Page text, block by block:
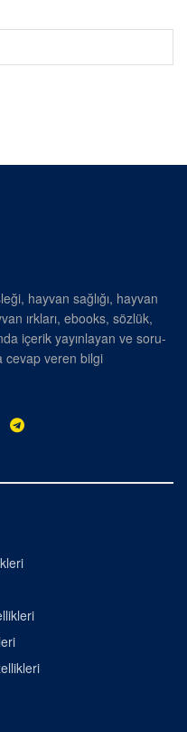
hayvan sağlığı, hayvan
ırkları, ebooks, sözlük,
içerik yayınlayan ve soru-
cevap veren bilgi